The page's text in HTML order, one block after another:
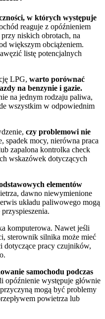
w których występuje
reaguje z opóźnieniem
niskich obrotach, na
większym obciążeniem.
listę potencjalnych
LPG, warto porównać
na benzynie i gazie.
na jednym rodzaju paliwa,
wszystkim w odpowiednim
czy problemowi nie
spadek mocy, nierówna praca
zapalona kontrolka check
wskazówek dotyczących
elementów
dawno niewymienione
układu paliwowego mogą
komputerowa. Nawet jeśli
sterownik silnika może mieć
dotyczące pracy czujników,
samochodu podczas
opóźnienie występuje głównie
mogą być problemy
powietrza lub